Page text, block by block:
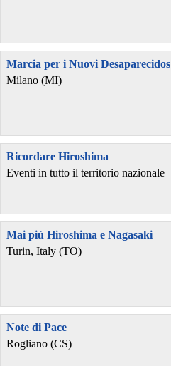
Marcia per i Nuovi Desaparecidos
Milano (MI)
Ricordare Hiroshima
Eventi in tutto il territorio nazionale
Mai più Hiroshima e Nagasaki
Turin, Italy (TO)
Note di Pace
Rogliano (CS)